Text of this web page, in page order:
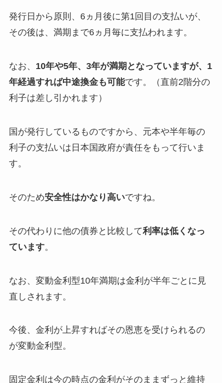
発行日から原則、6ヵ月後に第1回目の支払いが、
その後は、満期まで6ヵ月毎に支払われます。
なお、 10年や5年、3年が満期となっていますが、1
年経過すれば中途換金も可能です。（直前2階分の
利子は差し引かれます）
国が発行しているものですから、元本や半年毎の
利子の支払いは日本国政府が責任をもって行いま
す。
そのため安全性はかなり高いですね。
その代わりに他の債券と比較して利率は低くなっ
ています。
なお、変動金利型10年満期は金利が半年ごとに見
直しされます。
今後、金利が上昇すればその恩恵を受けられるの
が変動金利型。
固定金利は今の時点の金利がそのままずっと維持